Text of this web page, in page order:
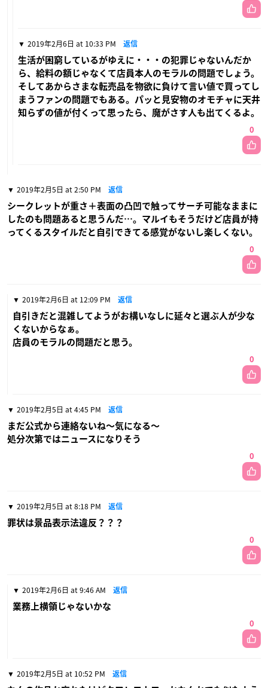
2019年2月6日 at 10:33 PM 返信
生活が困窮しているがゆえに・・・の犯罪じゃないんだか
ら、給料の額じゃなくて店員本人のモラルの問題でしょう。
そしてあからさまな転売品を物欲に負けて言い値で買ってし
まうファンの問題でもある。パッと見安物のオモチャに天井
知らずの値が付くって思ったら、魔がさす人も出てくるよ。
0
2019年2月5日 at 2:50 PM 返信
シークレットが重さ＋表面の凸凹で触ってサーチ可能なままに
したのも問題あると思うんだ…。マルイもそうだけど店員が持
ってくるスタイルだと自引できてる感覚がないし楽しくない。
0
2019年2月6日 at 12:09 PM 返信
自引きだと混雑してようがお構いなしに延々と選ぶ人が少な
くないからなぁ。
店員のモラルの問題だと思う。
0
2019年2月5日 at 4:45 PM 返信
まだ公式から連絡ないね〜気になる〜
処分次第ではニュースになりそう
0
2019年2月5日 at 8:18 PM 返信
罪状は景品表示法違反？？？
0
2019年2月6日 at 9:46 AM 返信
業務上横領じゃないかな
0
2019年2月5日 at 10:52 PM 返信